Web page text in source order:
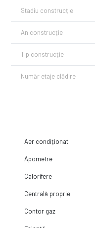
Stadiu construcție
An construcție
Tip construcție
Număr etaje clădire
Aer condiționat
Apometre
Calorifere
Centrală proprie
Contor gaz